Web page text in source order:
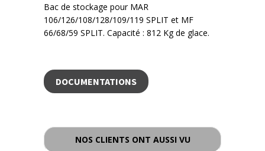
Bac de stockage pour MAR
106/126/108/128/109/119 SPLIT et MF
66/68/59 SPLIT. Capacité : 812 Kg de glace.
DOCUMENTATIONS
NOS CLIENTS ONT AUSSI VU